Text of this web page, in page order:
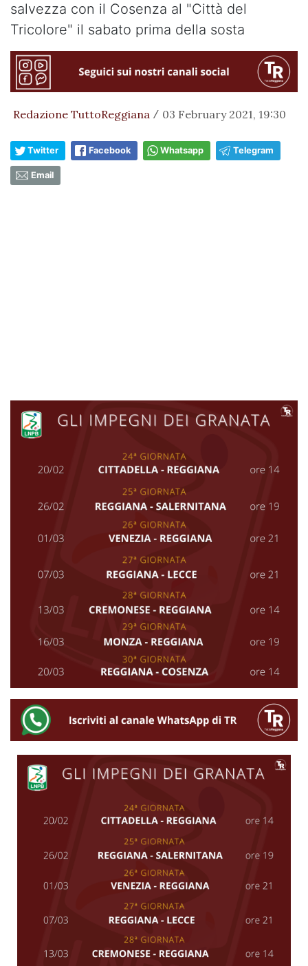
salvezza con il Cosenza al "Città del
Tricolore" il sabato prima della sosta
Redazione TuttoReggiana / 03 February 2021, 19:30
Twitter Facebook Whatsapp Telegram
Email